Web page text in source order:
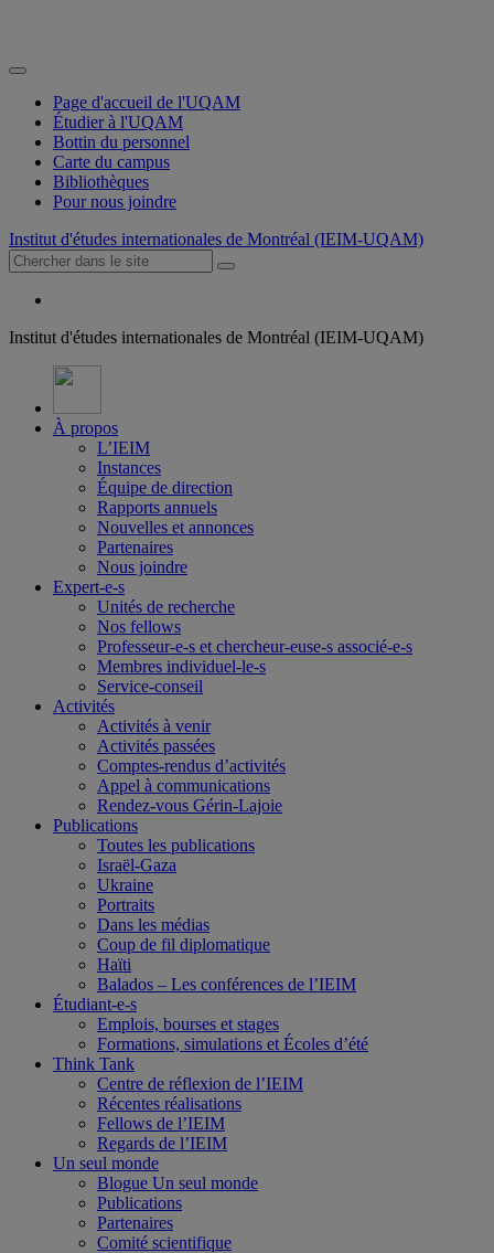
Page d'accueil de l'UQAM
Étudier à l'UQAM
Bottin du personnel
Carte du campus
Bibliothèques
Pour nous joindre
Institut d'études internationales de Montréal (IEIM-UQAM)
Institut d'études internationales de Montréal (IEIM-UQAM)
À propos
L’IEIM
Instances
Équipe de direction
Rapports annuels
Nouvelles et annonces
Partenaires
Nous joindre
Expert-e-s
Unités de recherche
Nos fellows
Professeur-e-s et chercheur-euse-s associé-e-s
Membres individuel-le-s
Service-conseil
Activités
Activités à venir
Activités passées
Comptes-rendus d’activités
Appel à communications
Rendez-vous Gérin-Lajoie
Publications
Toutes les publications
Israël-Gaza
Ukraine
Portraits
Dans les médias
Coup de fil diplomatique
Haïti
Balados – Les conférences de l’IEIM
Étudiant-e-s
Emplois, bourses et stages
Formations, simulations et Écoles d’été
Think Tank
Centre de réflexion de l’IEIM
Récentes réalisations
Fellows de l’IEIM
Regards de l’IEIM
Un seul monde
Blogue Un seul monde
Publications
Partenaires
Comité scientifique